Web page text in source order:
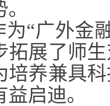
“广外金
拓展了师
培养兼具
启迪。